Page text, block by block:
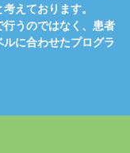
えております。
うのではなく、患者
に合わせたプログラ